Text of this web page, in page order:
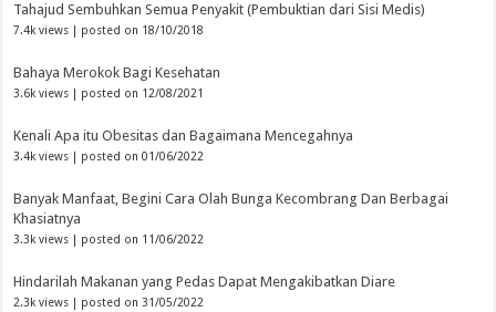
Tahajud Sembuhkan Semua Penyakit (Pembuktian dari Sisi Medis)
7.4k views posted on 18/10/2018
Bahaya Merokok Bagi Kesehatan
3.6k views posted on 12/08/2021
Kenali Apa itu Obesitas dan Bagaimana Mencegahnya
3.4k views posted on 01/06/2022
Banyak Manfaat, Begini Cara Olah Bunga Kecombrang Dan Berbagai
Khasiatnya
3.3k views posted on 11/06/2022
Hindarilah Makanan yang Pedas Dapat Mengakibatkan Diare
2.3k views posted on 31/05/2022